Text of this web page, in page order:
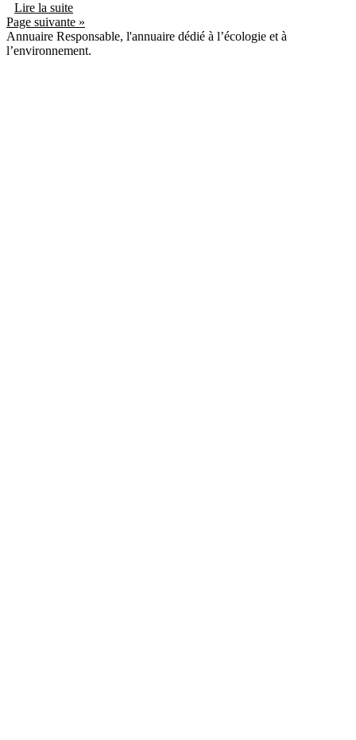
Lire la suite
Page suivante »
Annuaire Responsable, l'annuaire dédié à l’écologie et à
l’environnement.